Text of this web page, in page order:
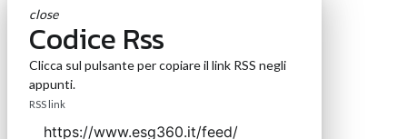
close
Codice Rss
Clicca sul pulsante per copiare il link RSS negli
appunti.
RSS link